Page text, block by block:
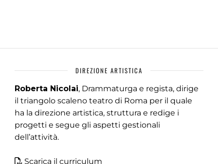
DIREZIONE ARTISTICA
Roberta Nicolai, Drammaturga e regista, dirige
il triangolo scaleno teatro di Roma per il quale
ha la direzione artistica, struttura e redige i
progetti e segue gli aspetti gestionali
dell’attività.
Scarica il curriculum